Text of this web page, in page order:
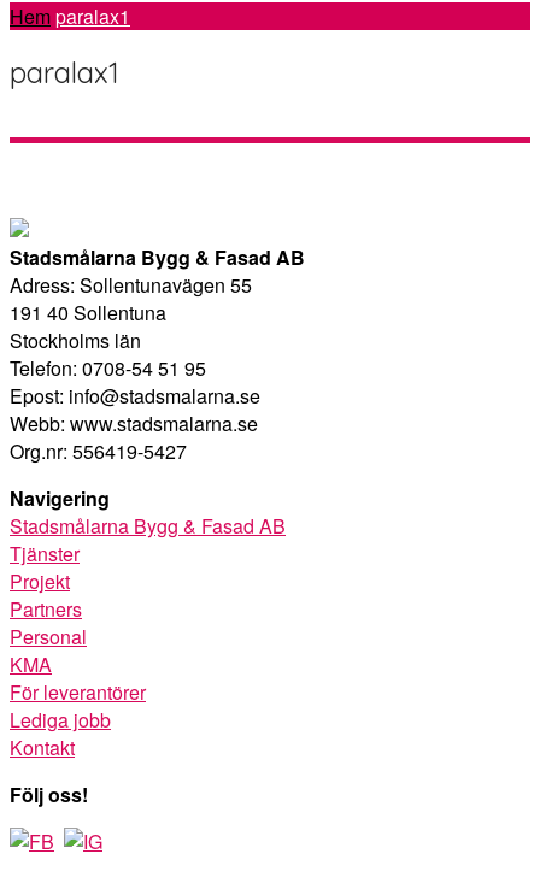
Hemparalax1
paralax1
Stadsmålarna Bygg & Fasad AB
Adress: Sollentunavägen 55
191 40 Sollentuna
Stockholms län
Telefon: 0708-54 51 95
Epost: info@stadsmalarna.se
Webb: www.stadsmalarna.se
Org.nr: 556419-5427
Navigering
Stadsmålarna Bygg & Fasad AB
Tjänster
Projekt
Partners
Personal
KMA
För leverantörer
Lediga jobb
Kontakt
Följ oss!